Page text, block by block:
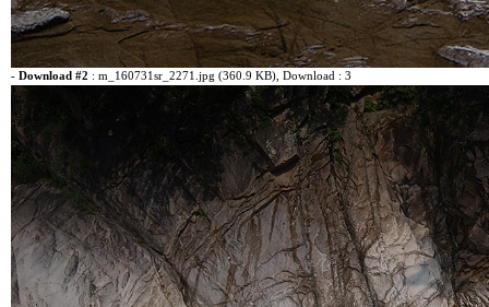
- Download #2 : m_160731sr_2271.jpg (360.9 KB) , Download : 3